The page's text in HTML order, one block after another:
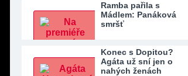
Ramba pařila s
Mádlem: Panáková
smršť
Konec s Dopitou?
Agáta už sní jen o
nahých ženách